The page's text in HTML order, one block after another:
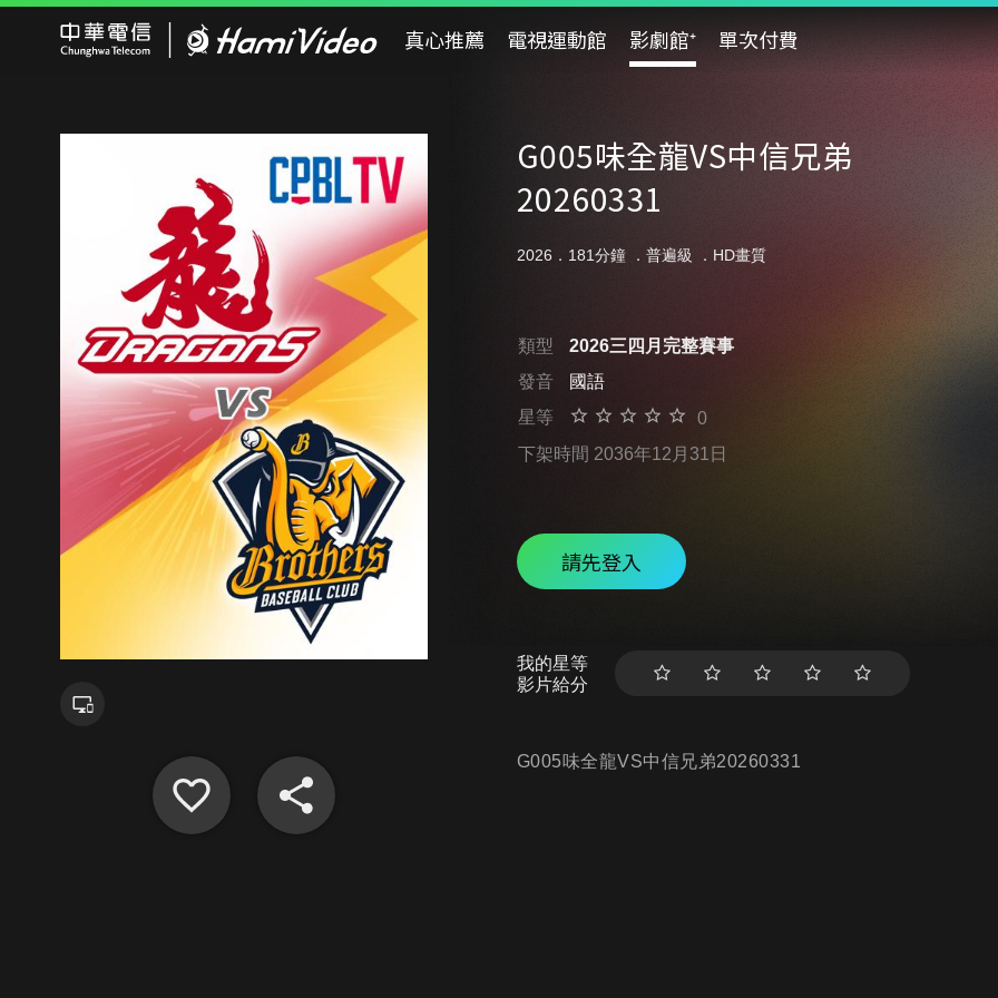
真心推薦 電視運動館 影劇館⁺ 單次付費
G005味全龍VS中信兄弟
20260331
2026．181分鐘 ． 普遍級 ．HD畫質
類型
2026三四月完整賽事
發音
國語
星等
0
下架時間 2036年12月31日
請先登入
我的星等
影片給分
G005味全龍VS中信兄弟20260331